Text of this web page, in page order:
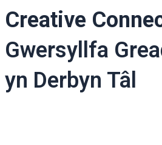
Creative
Gwersyllfa
yn Derbyn Tâl